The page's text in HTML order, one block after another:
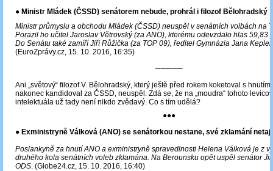
● Ministr Mládek (ČSSD) senátorem nebude, prohrál i filozof Bělohradský
Ministr průmyslu a obchodu Mládek (ČSSD) neuspěl v senátních volbách na
Porazil ho učitel Jaroslav Větrovský (za ANO), kterému odevzdalo hlas 59,83
Do Senátu také zamíří Jiří Růžička (za TOP 09), ředitel Gymnázia Jana
(EuroZprávy.cz, 15. 10. 2016, 16:35)
─────
Ani „světový“ filozof V. Bělohradský, který ještě před rokem koketoval s hnutím
nakonec kandidoval za ČSSD, neuspěl. Zdá se, že na „moudra“ tohoto
intelektuála už tady není nikdo zvědavý. Co s tím udělá?
●●●
● Exministryně Válková (ANO) se senátorkou nestane, své zklamání netají
Poslankyně za hnutí ANO a exministryně spravedlnosti Helena Válková je z
druhého kola senátních voleb zklamána. Na Berounsku opět uspěl senátor
ODS . (Globe24.cz, 15. 10. 2016, 16:40)